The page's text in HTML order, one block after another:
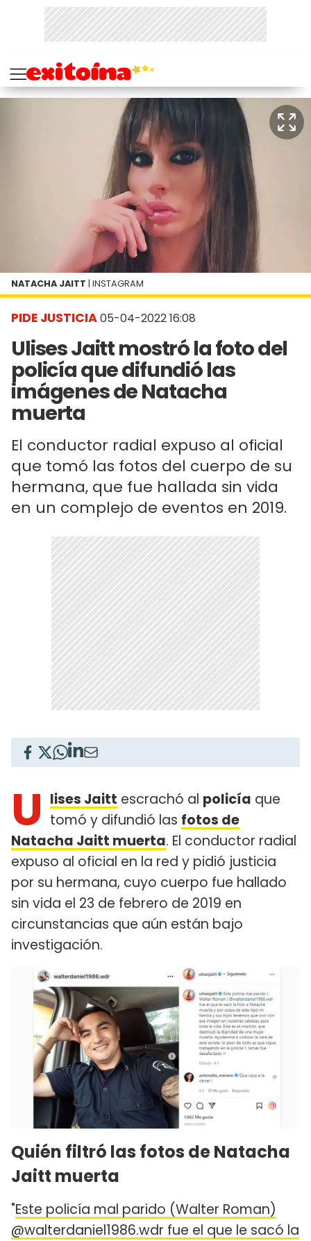
PIDE JUSTICIA05-04-2022 16:08
Ulises Jaitt mostró la foto del
policía que difundió las
imágenes de Natacha
muerta
El conductor radial expuso al oficial
que tomó las fotos del cuerpo de su
hermana, que fue hallada sin vida
en un complejo de eventos en 2019.
NATACHA JAITT | INSTAGRAM
U lises Jaitt escrachó al policía que
tomó y difundió las fotos de
Natacha Jaitt muerta. El conductor radial
expuso al oficial en la red y pidió justicia
por su hermana, cuyo cuerpo fue hallado
sin vida el 23 de febrero de 2019 en
circunstancias que aún están bajo
investigación.
Quién filtró las fotos de Natacha
Jaitt muerta
"Este policía mal parido (Walter Roman)
@walterdaniel1986.wdr fue el que le sacó la